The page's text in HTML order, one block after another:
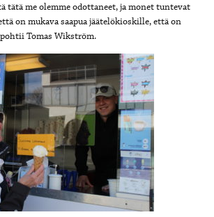
tätä me olemme odottaneet, ja monet tuntevat
on mukava saapua jäätelökioskille, että on
Tomas Wikström.